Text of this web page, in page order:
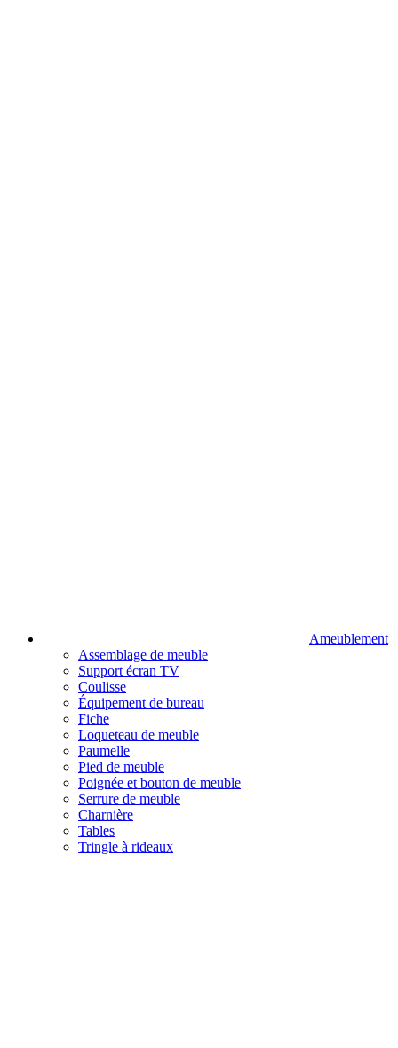
Ameublement
Assemblage de meuble
Support écran TV
Coulisse
Équipement de bureau
Fiche
Loqueteau de meuble
Paumelle
Pied de meuble
Poignée et bouton de meuble
Serrure de meuble
Charnière
Tables
Tringle à rideaux